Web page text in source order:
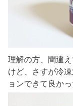
理解の方、間違
けど、さすが冷
ョンできて良かっ